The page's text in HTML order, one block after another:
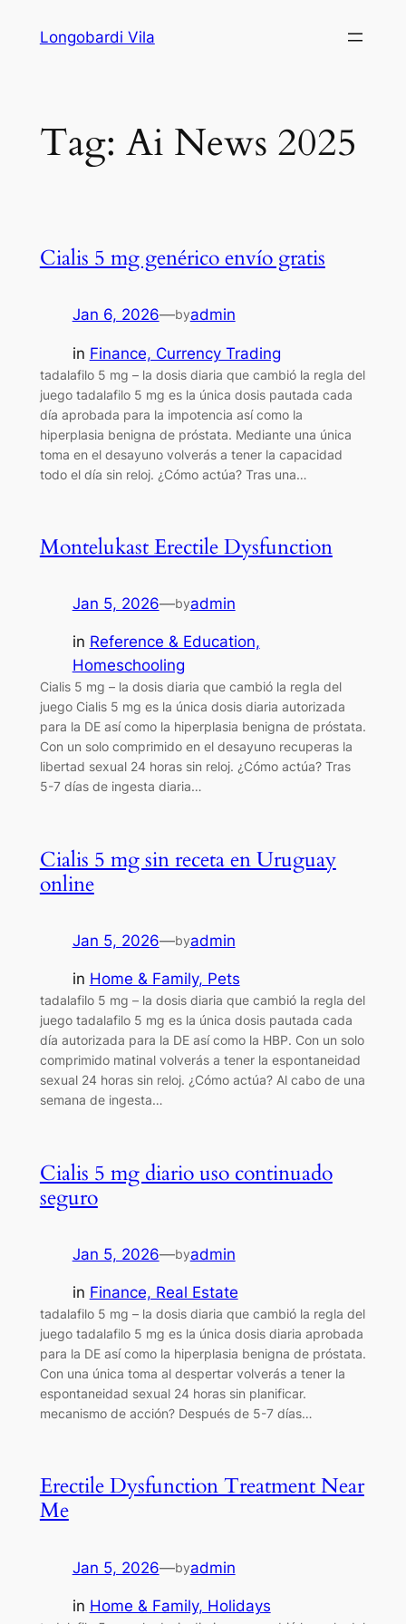
Longobardi Vila
Tag: Ai News 2025
Cialis 5 mg genérico envío gratis
Jan 6, 2026—byadmin
in Finance, Currency Trading
tadalafilo 5 mg – la dosis diaria que cambió la regla del
juego tadalafilo 5 mg es la única dosis pautada cada
día aprobada para la impotencia así como la
hiperplasia benigna de próstata. Mediante una única
toma en el desayuno volverás a tener la capacidad
todo el día sin reloj. ¿Cómo actúa? Tras una…
Montelukast Erectile Dysfunction
Jan 5, 2026—byadmin
in Reference & Education,
Homeschooling
Cialis 5 mg – la dosis diaria que cambió la regla del
juego Cialis 5 mg es la única dosis diaria autorizada
para la DE así como la hiperplasia benigna de próstata.
Con un solo comprimido en el desayuno recuperas la
libertad sexual 24 horas sin reloj. ¿Cómo actúa? Tras
5-7 días de ingesta diaria…
Cialis 5 mg sin receta en Uruguay
online
Jan 5, 2026—byadmin
in Home & Family, Pets
tadalafilo 5 mg – la dosis diaria que cambió la regla del
juego tadalafilo 5 mg es la única dosis pautada cada
día autorizada para la DE así como la HBP. Con un solo
comprimido matinal volverás a tener la espontaneidad
sexual 24 horas sin reloj. ¿Cómo actúa? Al cabo de una
semana de ingesta…
Cialis 5 mg diario uso continuado
seguro
Jan 5, 2026—byadmin
in Finance, Real Estate
tadalafilo 5 mg – la dosis diaria que cambió la regla del
juego tadalafilo 5 mg es la única dosis diaria aprobada
para la DE así como la hiperplasia benigna de próstata.
Con una única toma al despertar volverás a tener la
espontaneidad sexual 24 horas sin planificar.
mecanismo de acción? Después de 5-7 días…
Erectile Dysfunction Treatment Near
Me
Jan 5, 2026—byadmin
in Home & Family, Holidays